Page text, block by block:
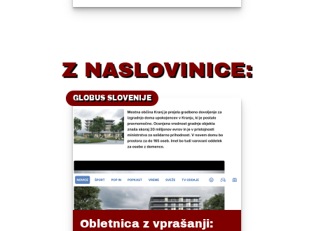
Z NASLOVINICE:
GLOBUS SLOVENIJE
Obletnica z vprašanji: